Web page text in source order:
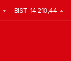
BIST 14.210,44